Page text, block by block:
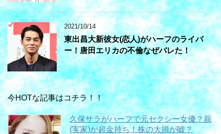
2021/10/14
東出昌大新彼女(恋人)がハーフのライバ
ー！唐田エリカの不倫なぜバレた！
今HOTな記事はコチラ！！
久保サラがハーフで元セクシー女優？親
(実家)が超金持ち！株の大損が嘘？